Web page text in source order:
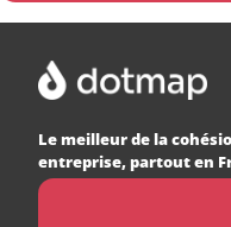
Le meilleur de la
entreprise, partout en